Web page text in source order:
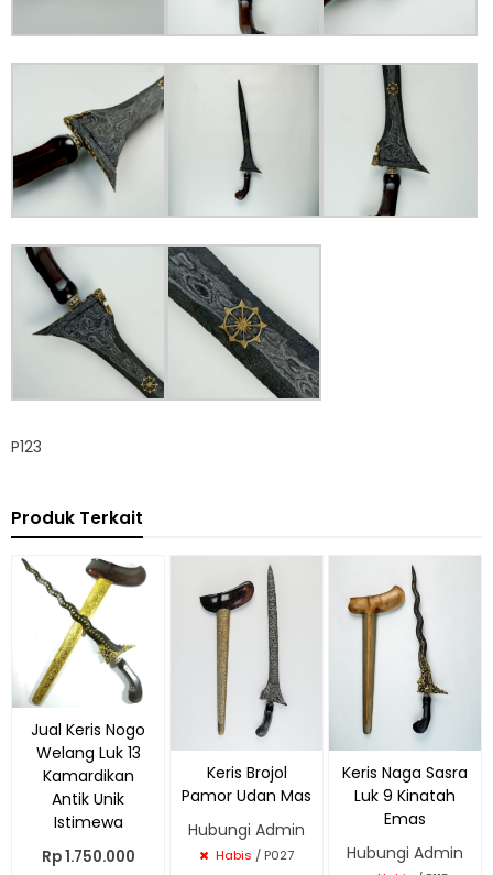
P123
Produk Terkait
Jual Keris Nogo
Welang Luk 13
Kamardikan
Antik Unik
Istimewa
Rp 1.750.000
Keris Brojol
Pamor Udan Mas
Hubungi Admin
Habis / P027
Keris Naga Sasra
Luk 9 Kinatah
Emas
Hubungi Admin